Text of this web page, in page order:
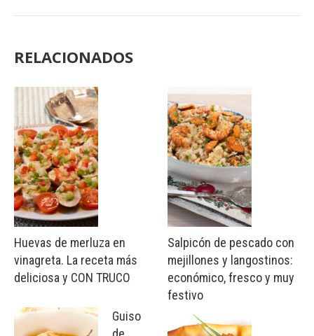
RELACIONADOS
Huevas de merluza en
vinagreta. La receta más
deliciosa y CON TRUCO
Guiso
Salpicón de pescado con
mejillones y langostinos:
económico, fresco y muy
festivo